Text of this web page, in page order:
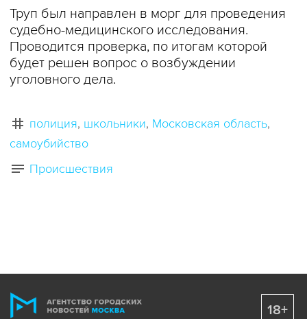
Труп был направлен в морг для проведения
судебно-медицинского исследования.
Проводится проверка, по итогам которой
будет решен вопрос о возбуждении
уголовного дела.
полиция школьники Московская область
самоубийство
Происшествия
18+